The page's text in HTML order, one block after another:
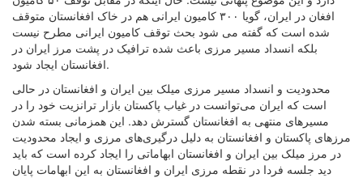
افغان در ایران، گویا ۳۰۰ کامیون ایرانی هم در خاک افغانستان متوقف
شده است که گفته می ‌شود بحث توقف کامیون ایرانی مطرح نیست
بلکه انسداد مسیر مرزی باعث شده ترافیک در پشت مرز ایران در
افغانستان ایجاد شود.
محدودیت و انسداد مسیر مرزی میلک بین ایران و افغانستان در حالی
است که ایران می‌توانست در غیاب پاکستان بازار ترانزیت خود را در
مسیرهای منتهی به افغانستان گسترش دهد. این همزمانی بسته شدن
مرزهای پاکستان و افغانستان به دلیل درگیر‌ی‌های مرزی و ایجاد محدودیت
در مرز میلک بین ایران و افغانستان ابهاماتی را ایجاد کرده است که باید
دید جلسه فردا در نقطه مرزی ایران و افغانستان به این ابهامات پایان